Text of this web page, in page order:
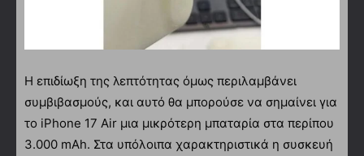
Η επιδίωξη της λεπτότητας όμως περιλαμβάνει
συμβιβασμούς, και αυτό θα μπορούσε να σημαίνει για
το iPhone 17 Air μια μικρότερη μπαταρία στα περίπου
3.000 mAh. Στα υπόλοιπα χαρακτηριστικά η συσκευή